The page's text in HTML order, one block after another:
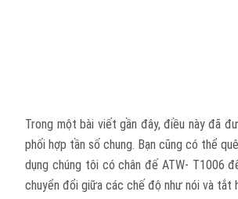
Trong một bài viết gần đây, điều này đã
phối hợp tần số chung. Bạn cũng có thể
dụng chúng tôi có chân đế ATW- T1006
chuyển đổi giữa các chế độ như nói và